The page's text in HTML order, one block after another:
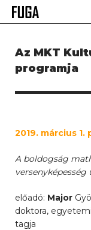
Skip
Keresés:
Az MKT
programja
2019. március 1.
A boldogság
versenyképesség
előadó: Major
doktora,
tagja